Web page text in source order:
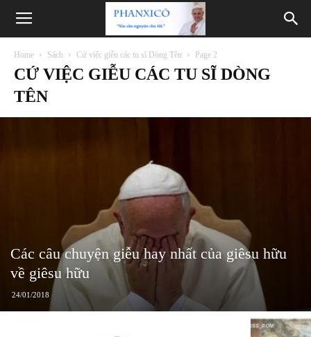
Phanxicô
Home Sách Cứ việc giễu các tu sĩ Dòng Tên Page 2
CỨ VIỆC GIỄU CÁC TU SĨ DÒNG
TÊN
Các câu chuyện giễu hay nhất của giêsu hữu
về giêsu hữu
24/01/2018